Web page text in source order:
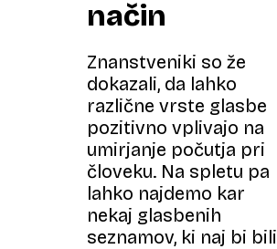
način
Znanstveniki so že
dokazali, da lahko
različne vrste glasbe
pozitivno vplivajo na
umirjanje počutja pri
človeku. Na spletu pa
lahko najdemo kar
nekaj glasbenih
seznamov, ki naj bi bili